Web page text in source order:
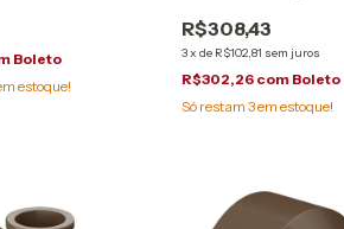
Boleto
estoque!
R$308,43
3xde R$102,81 sem juros
R$302,26 com Boleto
Só restam3em estoque!